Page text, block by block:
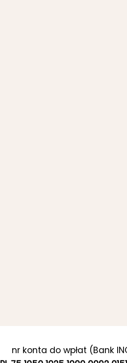
nr konta do wpłat (Bank